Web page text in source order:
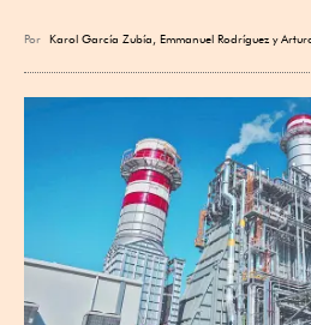
Por Karol García Zubía Emmanuel Rodríguez y